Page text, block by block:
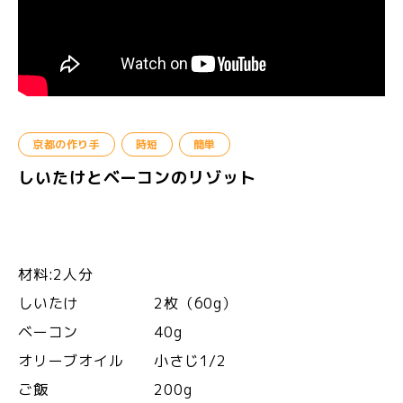
京都の作り手 時短 簡単
しいたけとベーコンのリゾット
材料:2人分
しいたけ 2枚（60g）
ベーコン 40g
オリーブオイル 小さじ1/2
ご飯 200g